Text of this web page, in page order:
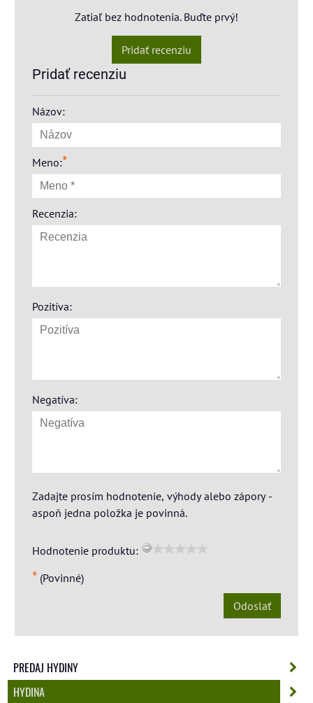
Zatiaľ bez hodnotenia. Buďte prvý!
Pridať recenziu
Pridať recenziu
Názov:
Meno:*
Recenzia:
Pozitíva:
Negatíva:
Zadajte prosím hodnotenie, výhody alebo zápory -
aspoň jedna položka je povinná.
Hodnotenie produktu:
* (Povinné)
Odoslať
PREDAJ HYDINY
HYDINA